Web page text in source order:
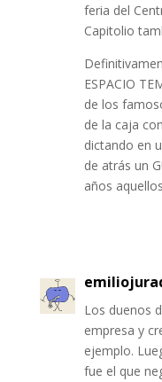
feria del
Capitolio
ESPACIO
de los
de la caja
dictando en
de atrás un
años
Los duenos
empresa y
ejemplo.
fue el que